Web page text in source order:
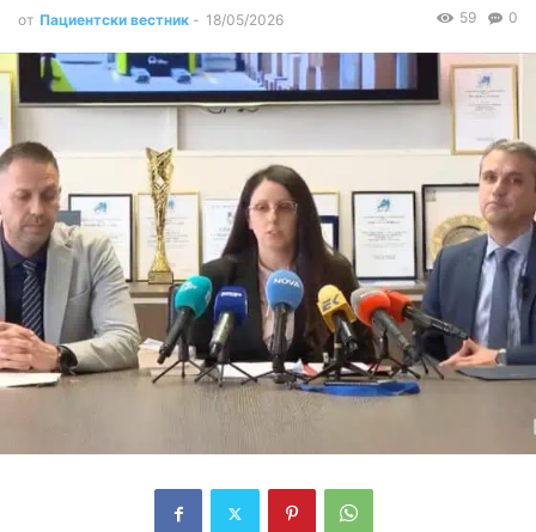
от Пациентски вестник - 18/05/2026 0
59